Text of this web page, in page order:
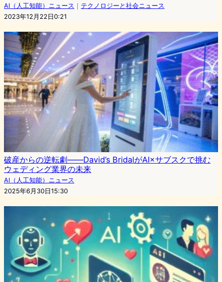
AI（人工知能）ニュース ｜ テクノロジーと社会ニュース
2023年12月22日0:21
破産からの逆転劇――David’s BridalがAI×サブスクで挑む
ウェディング業界の未来
AI（人工知能）ニュース
2025年6月30日15:30